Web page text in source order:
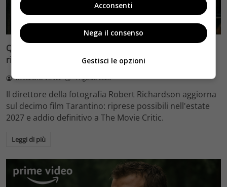
Quentin Tarantino e il decimo film: Robert Richardson
rivela riprese forse nel 2027 e l’addio a The Movie Critic
Redazione Velvet 4 Agosto 2026
Il direttore della fotografia Robert Richardson aggiorna
sul decimo film Tarantino: riprese possibili nell'estate
2027 e addio definitivo a The Movie Critic.
Leggi di più
Acconsenti
Nega il consenso
Gestisci le opzioni